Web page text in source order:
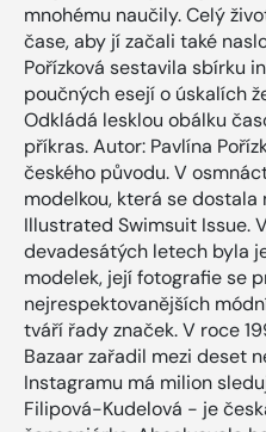
mnohému naučily. Celý
čase, aby jí začali také
Pořízková sestavila sbírku
poučných esejí o úskalích
Odkládá lesklou obálku
příkras. Autor: Pavlína
českého původu. V
modelkou, která se
Illustrated Swimsuit Issue.
devadesátých letech byla
modelek, její fotografie se
nejrespektovanějších
tváří řady značek. V roce
Bazaar zařadil mezi deset
Instagramu má milion
Filipová-Kudelová - je